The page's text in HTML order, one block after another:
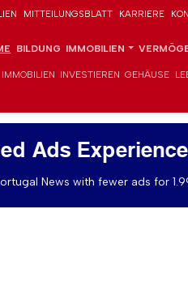
MITTEILUNGSBLATT KARRIERE
BILDUNG IMMOBILIEN
IMMOBILIEN INVESTIEREN GEHÄUSE
Ads Experience
News with fewer ads for